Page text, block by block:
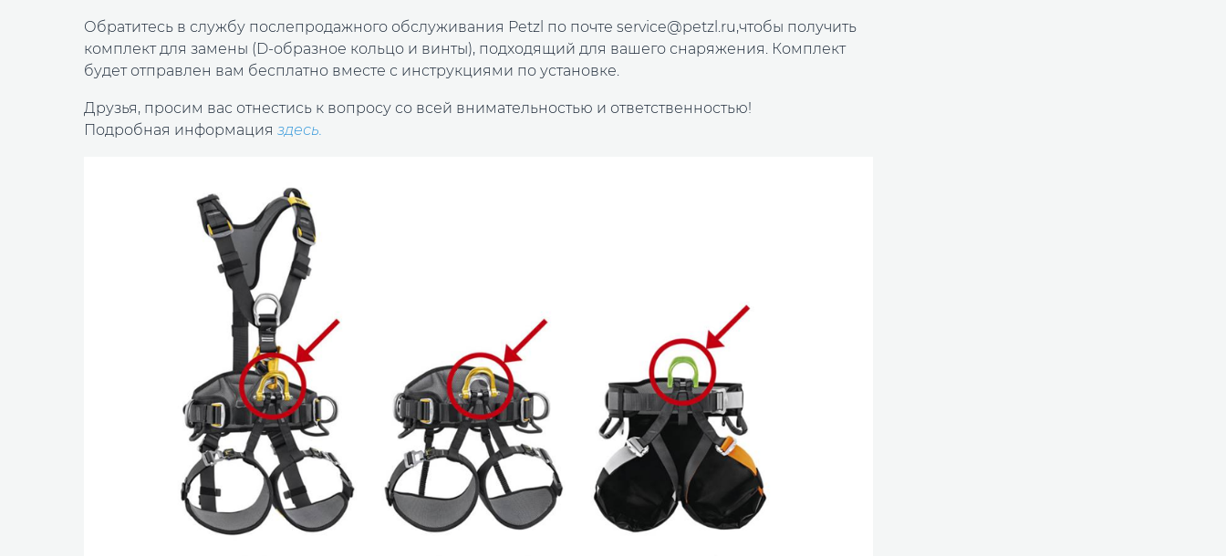
Обратитесь в службу послепродажного обслуживания Petzl по почте service@petzl.ru,чтобы получить
комплект для замены (D-образное кольцо и винты), подходящий для вашего снаряжения. Комплект
будет отправлен вам бесплатно вместе с инструкциями по установке.
Друзья, просим вас отнестись к вопросу со всей внимательностью и ответственностью!
Подробная информация здесь.